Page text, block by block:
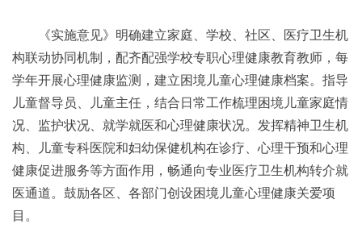
《实施意见》明确建立家庭、学校、社区、医疗卫生机
构联动协同机制，配齐配强学校专职心理健康教育教师，每
学年开展心理健康监测，建立困境儿童心理健康档案。指导
儿童督导员、儿童主任，结合日常工作梳理困境儿童家庭情
况、监护状况、就学就医和心理健康状况。发挥精神卫生机
构、儿童专科医院和妇幼保健机构在诊疗、心理干预和心理
健康促进服务等方面作用，畅通向专业医疗卫生机构转介就
医通道。鼓励各区、各部门创设困境儿童心理健康关爱项
目。